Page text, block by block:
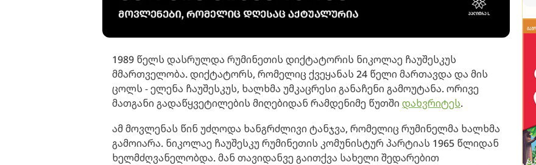
1989 წელს დასრულდა რუმინეთის დიქტატორის ნიკოლაე ჩაუშესკუს
მმართველობა. დიქტატორს, რომელიც ქვეყანას 24 წელი მართავდა და მის
ცოლს - ელენა ჩაუშესკუს, ხალხმა უმკაცრესი განაჩენი გამოუტანა. ორივე
მათგანი გადაწყვეტილების მიღებიდან რამდენიმე წუთში დახვრიტეს.
ამ მოვლენას წინ უძღოდა ხანგრძლივი ტანჯვა, რომელიც რუმინელმა ხალხმა
გამოიარა. ნიკოლაე ჩაუშესკუ რუმინეთის კომუნისტურ პარტიას 1965 წლიდან
ხელმძღვანელობდა. მან თავიდანვე გაითქვა სახელი შედარებით